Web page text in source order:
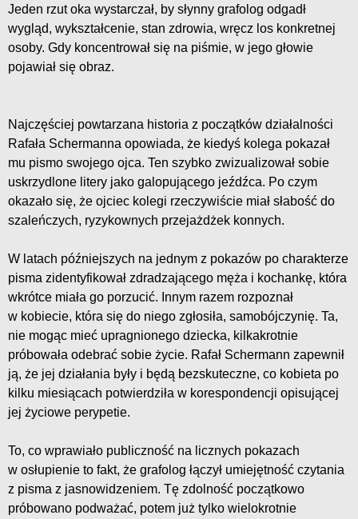
Jeden rzut oka wystarczał, by słynny grafolog odgadł
wygląd, wykształcenie, stan zdrowia, wręcz los konkretnej
osoby. Gdy koncentrował się na piśmie, w jego głowie
pojawiał się obraz.
Najczęściej powtarzana historia z początków działalności
Rafała Schermanna opowiada, że kiedyś kolega pokazał
mu pismo swojego ojca. Ten szybko zwizualizował sobie
uskrzydlone litery jako galopującego jeźdźca. Po czym
okazało się, że ojciec kolegi rzeczywiście miał słabość do
szaleńczych, ryzykownych przejażdżek konnych.
W latach późniejszych na jednym z pokazów po charakterze
pisma zidentyfikował zdradzającego męża i kochankę, która
wkrótce miała go porzucić. Innym razem rozpoznał
w kobiecie, która się do niego zgłosiła, samobójczynię. Ta,
nie mogąc mieć upragnionego dziecka, kilkakrotnie
próbowała odebrać sobie życie. Rafał Schermann zapewnił
ją, że jej działania były i będą bezskuteczne, co kobieta po
kilku miesiącach potwierdziła w korespondencji opisującej
jej życiowe perypetie.
To, co wprawiało publiczność na licznych pokazach
w osłupienie to fakt, że grafolog łączył umiejętność czytania
z pisma z jasnowidzeniem. Tę zdolność początkowo
próbowano podważać, potem już tylko wielokrotnie